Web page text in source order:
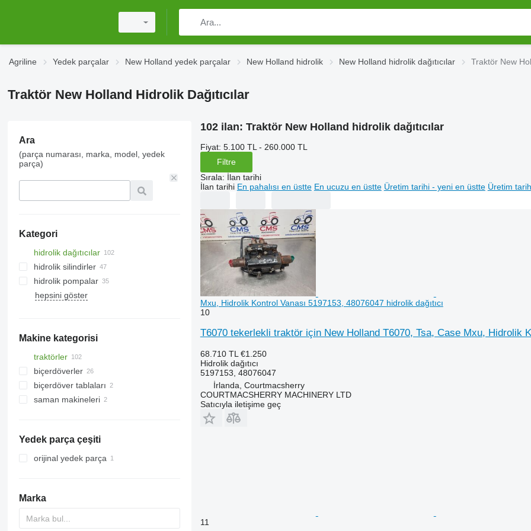
Agriline Yedek parçalar New Holland yedek parçalar New Holland hidrolik New Holland hidrolik dağıtıcılar Traktör New
Traktör New Holland Hidrolik Dağıtıcılar
Ara
(parça numarası, marka, model, yedek
parça)
Kategori
hidrolik dağıtıcılar
hidrolik silindirler
hidrolik pompalar
hepsini göster
Makine kategorisi
traktörler
tekerlekli traktörler
biçerdöverler
hububat hasat makineleri
silaj makineleri
biçerdöver tablaları
hububat tablaları
saman makineleri
Yedek parça çeşiti
orijinal yedek parça
Marka
102 ilan: Traktör New Holland hidrolik dağıtıcılar
Fiyat: 5.100 TL - 260.000 TL
Filtre
Sırala: İlan tarihi
İlan tarihi En pahalısı en üstte En ucuzu en üstte Üretim tarihi - yeni en üstte Üretim
Mxu, Hidrolik Kontrol Vanası 5197153, 48076047 hidrolik dağıtıcı
10
T6070 tekerlekli traktör için New Holland T6070, Tsa, Case Mxu, Hidrolik
68.710 TL €1.250
Hidrolik dağıtıcı
5197153, 48076047
İrlanda, Courtmacsherry
COURTMACSHERRY MACHINERY LTD
Satıcıyla iletişime geç
11